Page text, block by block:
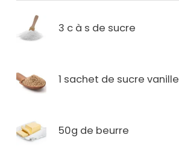
3 c à s de sucre
1 sachet de sucre vanille
50g de beurre